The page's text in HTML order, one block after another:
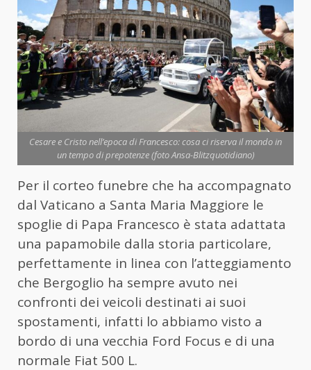
Cesare e Cristo nell’epoca di Francesco: cosa ci riserva il mondo in
un tempo di prepotenze (foto Ansa-Blitzquotidiano)
Per il corteo funebre che ha accompagnato
dal Vaticano a Santa Maria Maggiore le
spoglie di Papa Francesco è stata adattata
una papamobile dalla storia particolare,
perfettamente in linea con l’atteggiamento
che Bergoglio ha sempre avuto nei
confronti dei veicoli destinati ai suoi
spostamenti, infatti lo abbiamo visto a
bordo di una vecchia Ford Focus e di una
normale Fiat 500 L.